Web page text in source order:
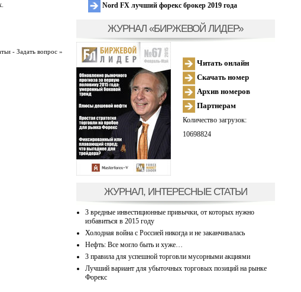
- Задать вопрос »
Nord FX лучший форекс брокер 2019 года
ЖУРНАЛ «БИРЖЕВОЙ ЛИДЕР»
Читать онлайн
Скачать номер
Архив номеров
Партнерам
Количество загрузок:
10698824
ЖУРНАЛ, ИНТЕРЕСНЫЕ СТАТЬИ
3 вредные инвестиционные привычки, от которых нужно
избавиться в 2015 году
Холодная война с Россией никогда и не заканчивалась
Нефть: Все могло быть и хуже…
3 правила для успешной торговли мусорными акциями
Лучший вариант для убыточных торговых позиций на рынке
Форекс